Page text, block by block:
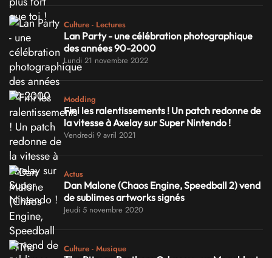
Culture - Lectures
Lan Party - une célébration photographique
des années 90-2000
Lundi 21 novembre 2022
Modding
Fini les ralentissements ! Un patch redonne de
la vitesse à Axelay sur Super Nintendo !
Vendredi 9 avril 2021
Actus
Dan Malone (Chaos Engine, Speedball 2) vend
de sublimes artworks signés
Jeudi 5 novembre 2020
Culture - Musique